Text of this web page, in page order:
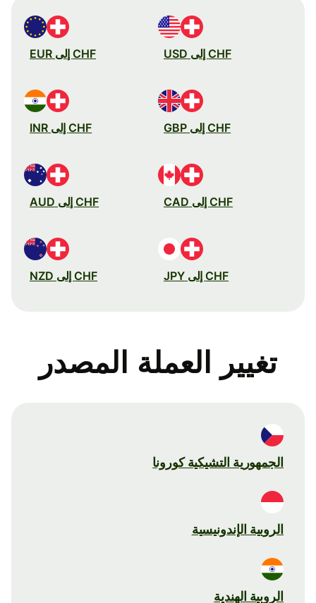
CHF إلى USD CHF إلى EUR
CHF إلى GBP CHF إلى INR
CHF إلى CAD CHF إلى AUD
CHF إلى JPY CHF إلى NZD
تغيير العملة المصدر
الجمهورية التشيكية كورونا
الروبية الإندونيسية
الروبية الهندية